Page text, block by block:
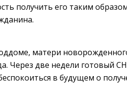
получить его таким
матери
Через две недели готовый
в будущем о